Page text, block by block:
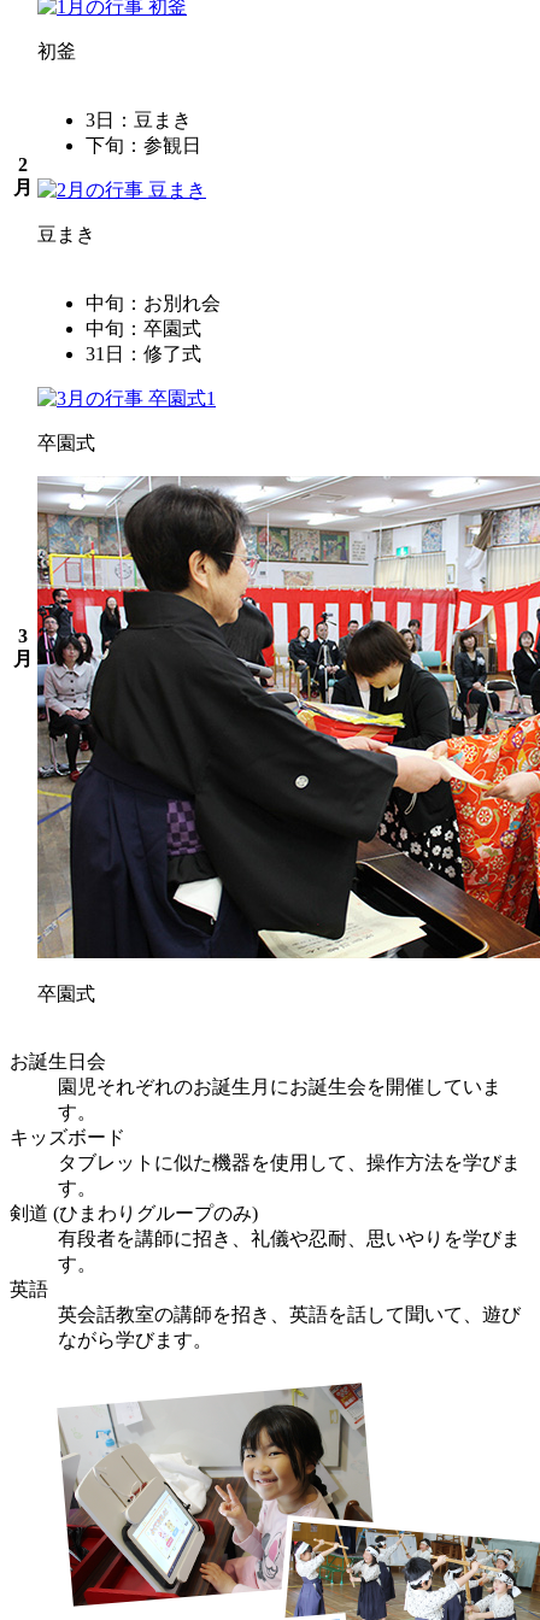
初釜
2
月
3日：豆まき
下旬：参観日
豆まき
3
月
中旬：お別れ会
中旬：卒園式
31日：修了式
卒園式
卒園式
お誕生日会
園児それぞれのお誕生月にお誕生会を開催していま
す。
キッズボード
タブレットに似た機器を使用して、操作方法を学びま
す。
剣道 (ひまわりグループのみ)
有段者を講師に招き、礼儀や忍耐、思いやりを学びま
す。
英語
英会話教室の講師を招き、英語を話して聞いて、遊び
ながら学びます。